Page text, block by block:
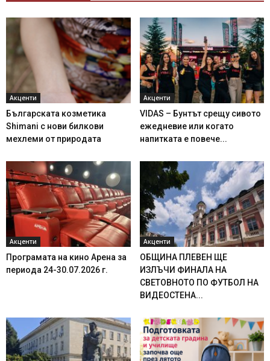
Акценти
Българската козметика
Shimani с нови билкови
мехлеми от природата
Акценти
VIDAS – Бунтът срещу сивото
ежедневие или когато
напитката е повече...
Акценти
Програмата на кино Арена за
периода 24-30.07.2026 г.
Акценти
ОБЩИНА ПЛЕВЕН ЩЕ
ИЗЛЪЧИ ФИНАЛА НА
СВЕТОВНОТО ПО ФУТБОЛ НА
ВИДЕОСТЕНА...